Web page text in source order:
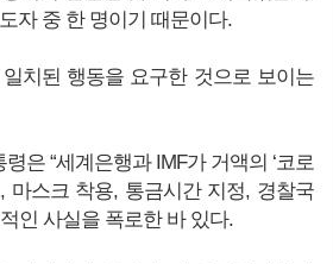
자 중 한 명이기 때문이다.
치된 행동을 요구한 것으로 보이는
은 “세계은행과 IMF가 거액의 ‘코로
마스크 착용, 통금시간 지정, 경찰국
인 사실을 폭로한 바 있다.